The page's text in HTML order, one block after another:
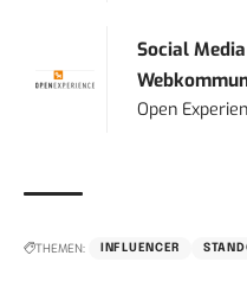
Social
Open
THEMEN: INFLUENCER